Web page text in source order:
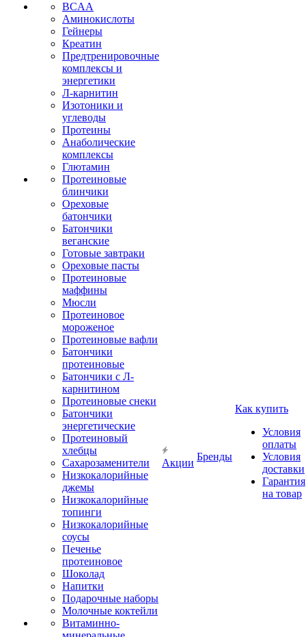
BCAA
Аминокислоты
Гейнеры
Креатин
Предтренировочные
комплексы и
энергетики
Л-карнитин
Изотоники и
углеводы
Протеины
Анаболические
комплексы
Глютамин
Протеиновые
блинчики
Ореховые
батончики
Батончики
веганские
Готовые завтраки
Ореховые пасты
Протеиновые
маффины
Мюсли
Протеиновое
мороженое
Протеиновые вафли
Батончики
протеиновые
Батончики с Л-
карнитином
Протеиновые снеки
Батончики
энергетические
Протеиновый
хлебцы
Сахарозаменители
Низкокалорийные
джемы
Низкокалорийные
топинги
Низкокалорийные
соусы
Печенье
протеиновое
Шоколад
Напитки
Подарочные наборы
Молочные коктейли
Витаминно-
Акции
Бренды
Как купить
Условия
оплаты
Условия
доставки
Гарантия
на товар